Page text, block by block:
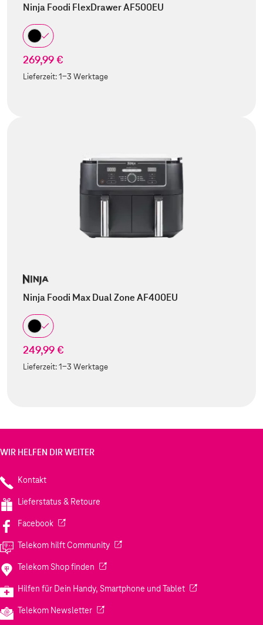
Ninja Foodi FlexDrawer AF500EU
269,99 €
Lieferzeit:1-3 Werktage
Ninja Foodi Max Dual Zone AF400EU
249,99 €
Lieferzeit:1-3 Werktage
WIR HELFEN DIR WEITER
Kontakt
Lieferstatus & Retoure
Facebook(Wird in einem neuen Tab geöffnet)
Telekom hilft Community(Wird in einem neuen Tab geöffnet)
Telekom Shop finden (Wird in einem neuen Tab geöffnet)
Hilfen für Dein Handy, Smartphone und Tablet(Wird in einem
Telekom Newsletter(Wird in einem neuen Tab geöffnet)